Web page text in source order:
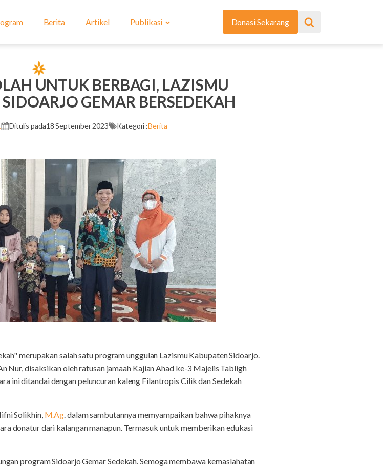
Berita Artikel Publikasi Donasi Sekarang
UNTUK BERBAGI, LAZISMU
GEMAR BERSEDEKAH
Ditulis pada18 September 2023 Kategori :Berita
merupakan salah satu program unggulan Lazismu Kabupaten Sidoarjo.
Nur, disaksikan oleh ratusan jamaah Kajian Ahad ke-3 Majelis Tabligh
ini ditandai dengan peluncuran kaleng Filantropis Cilik dan Sedekah
Solikhin, M.Ag. dalam sambutannya memyampaikan bahwa pihaknya
donatur dari kalangan manapun. Termasuk untuk memberikan edukasi
program Sidoarjo Gemar Sedekah. Semoga membawa kemaslahatan